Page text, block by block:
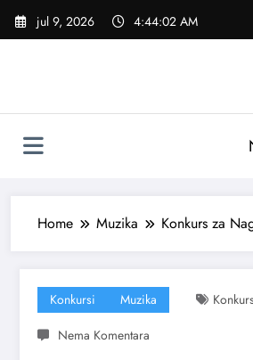
Skoči
jul 9, 2026 4:44:03 AM
Home Muzika Konkurs za
Konkursi Muzika